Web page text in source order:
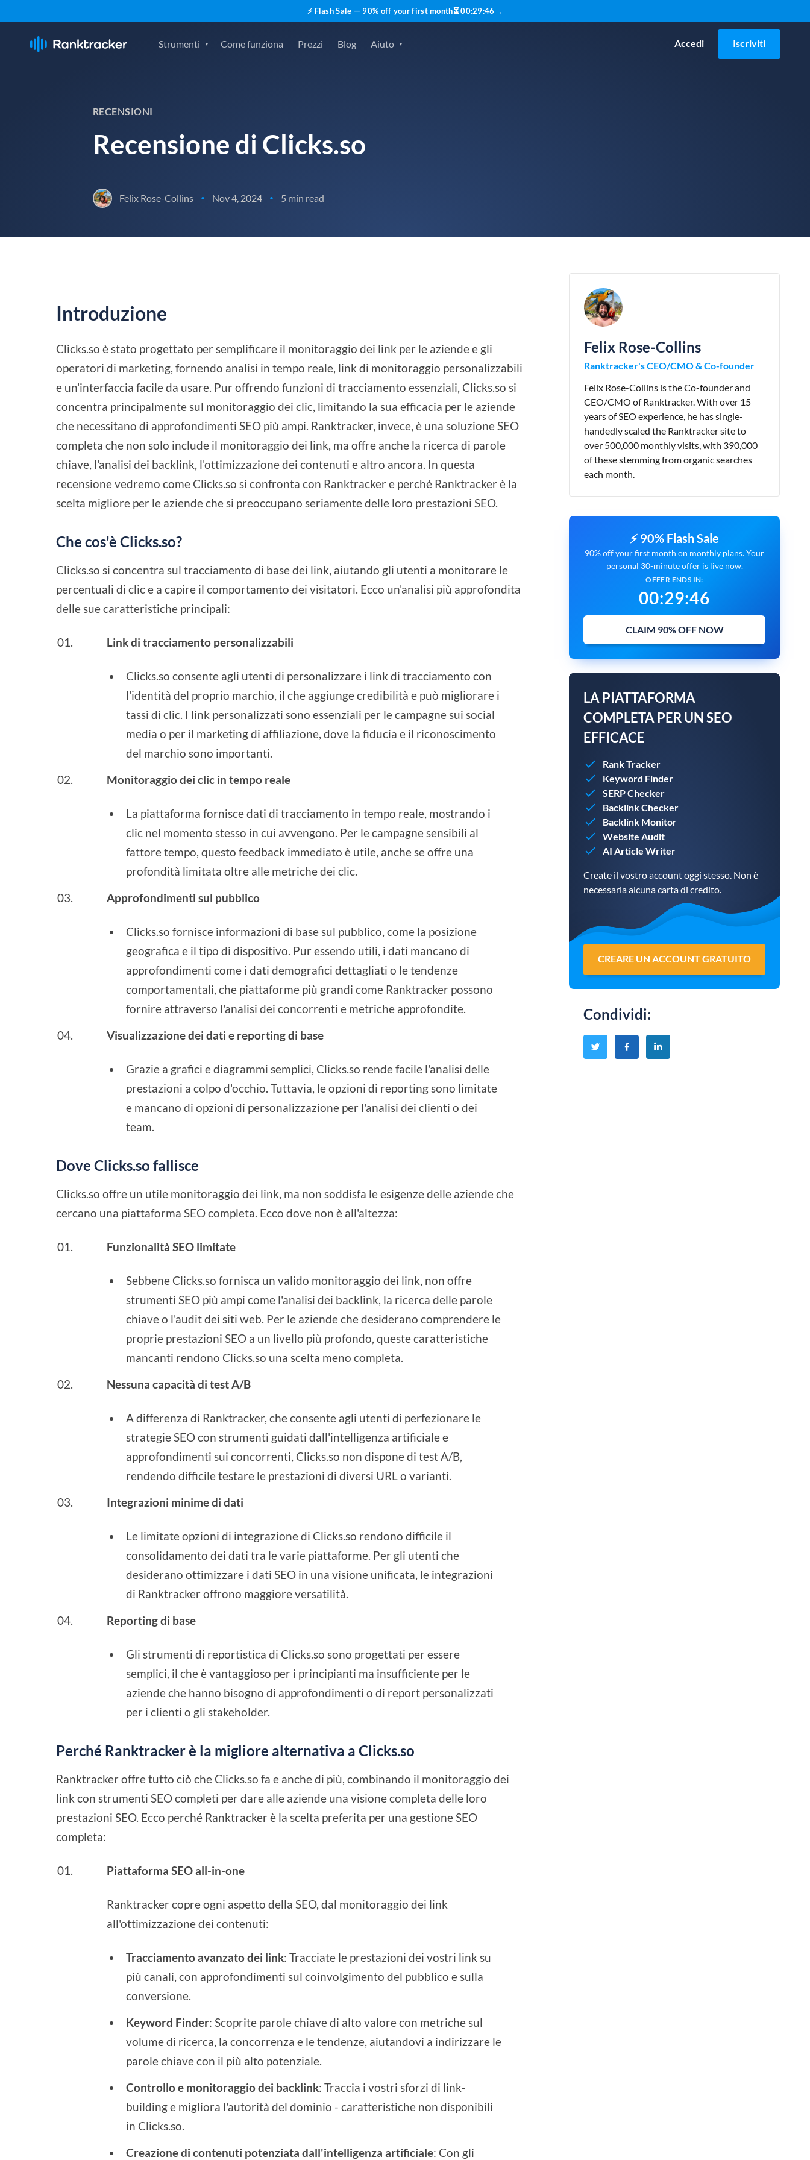
⚡ Flash Sale — 90% off your first month⏳00:29:45 →
Strumenti Come funziona Prezzi Blog Aiuto Accedi Iscriviti
RECENSIONI
Recensione di Clicks.so
Felix Rose-Collins • Nov 4, 2024 • 5 min read
Introduzione
Clicks.so è stato progettato per semplificare il monitoraggio dei link per le aziende e gli
operatori di marketing, fornendo analisi in tempo reale, link di monitoraggio personalizzabili
e un'interfaccia facile da usare. Pur offrendo funzioni di tracciamento essenziali, Clicks.so si
concentra principalmente sul monitoraggio dei clic, limitando la sua efficacia per le aziende
che necessitano di approfondimenti SEO più ampi. Ranktracker, invece, è una soluzione SEO
completa che non solo include il monitoraggio dei link, ma offre anche la ricerca di parole
chiave, l'analisi dei backlink, l'ottimizzazione dei contenuti e altro ancora. In questa
recensione vedremo come Clicks.so si confronta con Ranktracker e perché Ranktracker è la
scelta migliore per le aziende che si preoccupano seriamente delle loro prestazioni SEO.
Che cos'è Clicks.so?
Clicks.so si concentra sul tracciamento di base dei link, aiutando gli utenti a monitorare le
percentuali di clic e a capire il comportamento dei visitatori. Ecco un'analisi più approfondita
delle sue caratteristiche principali:
Link di tracciamento personalizzabili
Clicks.so consente agli utenti di personalizzare i link di tracciamento con
l'identità del proprio marchio, il che aggiunge credibilità e può migliorare i
tassi di clic. I link personalizzati sono essenziali per le campagne sui social
media o per il marketing di affiliazione, dove la fiducia e il riconoscimento
del marchio sono importanti.
Monitoraggio dei clic in tempo reale
La piattaforma fornisce dati di tracciamento in tempo reale, mostrando i
clic nel momento stesso in cui avvengono. Per le campagne sensibili al
fattore tempo, questo feedback immediato è utile, anche se offre una
profondità limitata oltre alle metriche dei clic.
Approfondimenti sul pubblico
Clicks.so fornisce informazioni di base sul pubblico, come la posizione
geografica e il tipo di dispositivo. Pur essendo utili, i dati mancano di
approfondimenti come i dati demografici dettagliati o le tendenze
comportamentali, che piattaforme più grandi come Ranktracker possono
fornire attraverso l'analisi dei concorrenti e metriche approfondite.
Visualizzazione dei dati e reporting di base
Grazie a grafici e diagrammi semplici, Clicks.so rende facile l'analisi delle
prestazioni a colpo d'occhio. Tuttavia, le opzioni di reporting sono limitate
e mancano di opzioni di personalizzazione per l'analisi dei clienti o dei
team.
Dove Clicks.so fallisce
Clicks.so offre un utile monitoraggio dei link, ma non soddisfa le esigenze delle aziende che
cercano una piattaforma SEO completa. Ecco dove non è all'altezza:
Funzionalità SEO limitate
Sebbene Clicks.so fornisca un valido monitoraggio dei link, non offre
strumenti SEO più ampi come l'analisi dei backlink, la ricerca delle parole
chiave o l'audit dei siti web. Per le aziende che desiderano comprendere le
proprie prestazioni SEO a un livello più profondo, queste caratteristiche
mancanti rendono Clicks.so una scelta meno completa.
Nessuna capacità di test A/B
A differenza di Ranktracker, che consente agli utenti di perfezionare le
strategie SEO con strumenti guidati dall'intelligenza artificiale e
approfondimenti sui concorrenti, Clicks.so non dispone di test A/B,
rendendo difficile testare le prestazioni di diversi URL o varianti.
Integrazioni minime di dati
Le limitate opzioni di integrazione di Clicks.so rendono difficile il
consolidamento dei dati tra le varie piattaforme. Per gli utenti che
desiderano ottimizzare i dati SEO in una visione unificata, le integrazioni
di Ranktracker offrono maggiore versatilità.
Reporting di base
Gli strumenti di reportistica di Clicks.so sono progettati per essere
semplici, il che è vantaggioso per i principianti ma insufficiente per le
aziende che hanno bisogno di approfondimenti o di report personalizzati
per i clienti o gli stakeholder.
Perché Ranktracker è la migliore alternativa a Clicks.so
Ranktracker offre tutto ciò che Clicks.so fa e anche di più, combinando il monitoraggio dei
link con strumenti SEO completi per dare alle aziende una visione completa delle loro
prestazioni SEO. Ecco perché Ranktracker è la scelta preferita per una gestione SEO
completa:
Piattaforma SEO all-in-one
Ranktracker copre ogni aspetto della SEO, dal monitoraggio dei link
all'ottimizzazione dei contenuti:
Tracciamento avanzato dei link: Tracciate le prestazioni dei vostri link su
più canali, con approfondimenti sul coinvolgimento del pubblico e sulla
conversione.
Keyword Finder: Scoprite parole chiave di alto valore con metriche sul
volume di ricerca, la concorrenza e le tendenze, aiutandovi a indirizzare le
parole chiave con il più alto potenziale.
Controllo e monitoraggio dei backlink: Traccia i vostri sforzi di link-
building e migliora l'autorità del dominio - caratteristiche non disponibili
in Clicks.so.
Creazione di contenuti potenziata dall'intelligenza artificiale: Con gli
Felix Rose-Collins
Ranktracker's CEO/CMO & Co-founder
Felix Rose-Collins is the Co-founder and
CEO/CMO of Ranktracker. With over 15
years of SEO experience, he has single-
handedly scaled the Ranktracker site to
over 500,000 monthly visits, with 390,000
of these stemming from organic searches
each month.
⚡ 90% Flash Sale
90% off your first month on monthly plans. Your
personal 30-minute offer is live now.
OFFER ENDS IN:
00:29:45
CLAIM 90% OFF NOW
LA PIATTAFORMA
COMPLETA PER UN SEO
EFFICACE
Rank Tracker
Keyword Finder
SERP Checker
Backlink Checker
Backlink Monitor
Website Audit
AI Article Writer
Create il vostro account oggi stesso. Non è
necessaria alcuna carta di credito.
CREARE UN ACCOUNT GRATUITO
Condividi: